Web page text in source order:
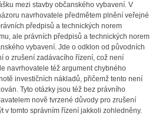
mezi stavby občanského vybavení. V
navrhovatele předmětem plnění veřejné
předpisů a technických norem
ale právních předpisů a technických norem
vybavení. Jde o odklon od původních
o zrušení zadávacího řízení, což není
navrhovatele též argument chybného
investičních nákladů, přičemž tento není
Tyto otázky jsou též bez právního
nově tvrzené důvody pro zrušení
v tomto správním řízení jakkoli zohledněny.